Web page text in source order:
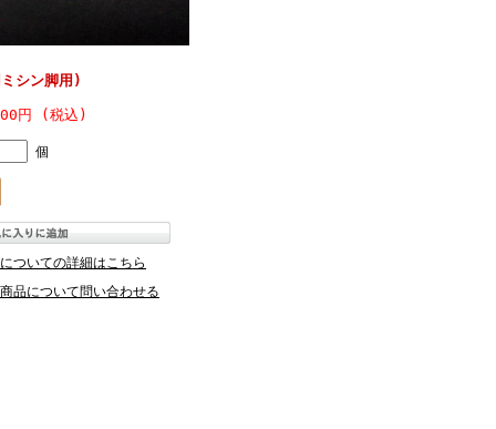
シン脚用)
円 (税込)
個
ついての詳細はこちら
品について問い合わせる